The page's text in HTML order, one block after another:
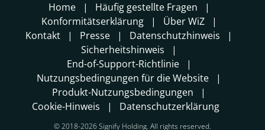
Home
Häufig gestellte Fragen
Konformitätserklärung
Über WiZ
Kontakt
Presse
Datenschutzhinweis
Sicherheitshinweis
End-of-Support-Richtlinie
Nutzungsbedingungen für die Website
Produkt-Nutzungsbedingungen
Cookie-Hinweis
Datenschutzerklärung
© 2018-2026 Signify Holding. All rights reserved.